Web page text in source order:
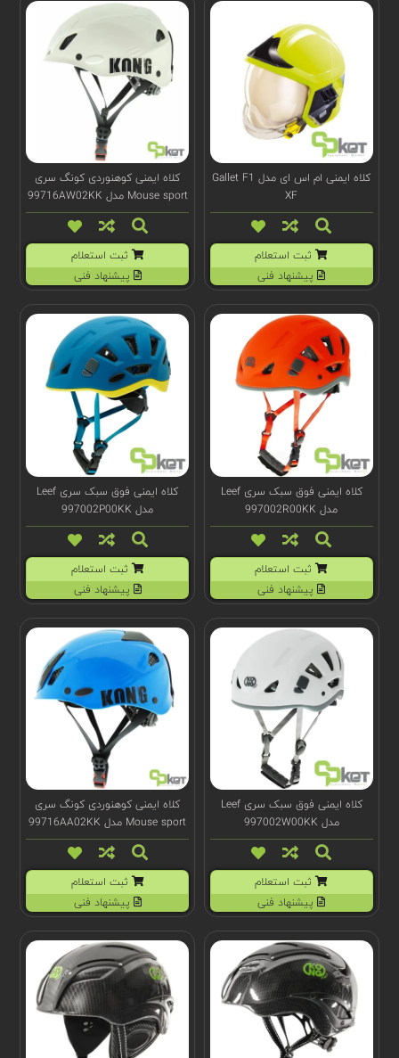
کلاه ایمنی ام اس ای مدل Gallet F1
XF
ثبت استعلام
پیشنهاد فنی
کلاه ایمنی کوهنوردی کونگ سری
Mouse sport مدل 99716AW02KK
ثبت استعلام
پیشنهاد فنی
کلاه ایمنی فوق سبک سری Leef
مدل 997002R00KK
ثبت استعلام
پیشنهاد فنی
کلاه ایمنی فوق سبک سری Leef
مدل 997002P00KK
ثبت استعلام
پیشنهاد فنی
کلاه ایمنی فوق سبک سری Leef
مدل 997002W00KK
ثبت استعلام
پیشنهاد فنی
کلاه ایمنی کوهنوردی کونگ سری
Mouse sport مدل 99716AA02KK
ثبت استعلام
پیشنهاد فنی